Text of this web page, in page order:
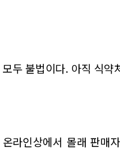
두 불법이다. 아직 식
라인상에서 몰래 판매